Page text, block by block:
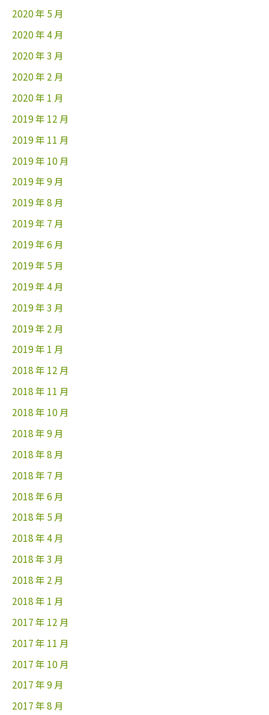
2020 年 5 月
2020 年 4 月
2020 年 3 月
2020 年 2 月
2020 年 1 月
2019 年 12 月
2019 年 11 月
2019 年 10 月
2019 年 9 月
2019 年 8 月
2019 年 7 月
2019 年 6 月
2019 年 5 月
2019 年 4 月
2019 年 3 月
2019 年 2 月
2019 年 1 月
2018 年 12 月
2018 年 11 月
2018 年 10 月
2018 年 9 月
2018 年 8 月
2018 年 7 月
2018 年 6 月
2018 年 5 月
2018 年 4 月
2018 年 3 月
2018 年 2 月
2018 年 1 月
2017 年 12 月
2017 年 11 月
2017 年 10 月
2017 年 9 月
2017 年 8 月